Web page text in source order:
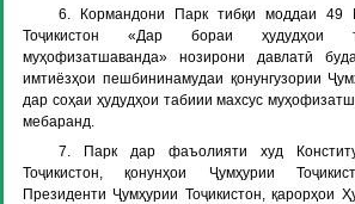
6. Кормандони Парк тибқи моддаи 49
Тоҷикистон «Дар бораи ҳудудҳои
муҳофизатшаванда» нозирони давлатӣ
имтиёзҳои пешбининамудаи қонунгузории
дар соҳаи ҳудудҳои табиии махсус
мебаранд.
7. Парк дар фаъолияти худ
Тоҷикистон, қонунҳои Ҷумҳурии
Президенти Ҷумҳурии Тоҷикистон, қарорҳои